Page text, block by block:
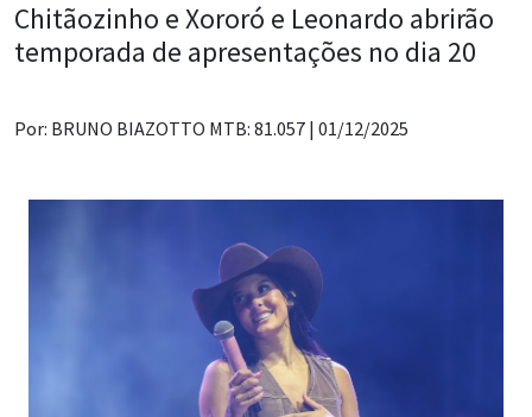
Chitãozinho e Xororó e Leonardo abrirão
temporada de apresentações no dia 20
Por: BRUNO BIAZOTTO MTB: 81.057 | 01/12/2025